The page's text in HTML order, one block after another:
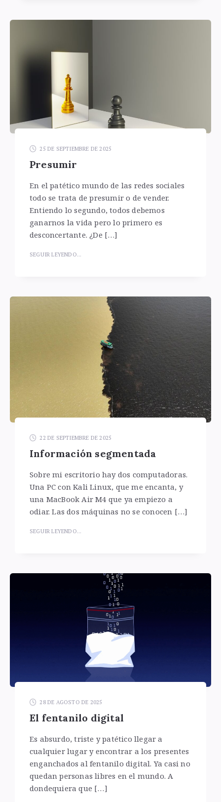
25 DE SEPTIEMBRE DE 2025
Presumir
En el patético mundo de las redes sociales
todo se trata de presumir o de vender.
Entiendo lo segundo, todos debemos
ganarnos la vida pero lo primero es
desconcertante. ¿De […]
SEGUIR LEYENDO...
22 DE SEPTIEMBRE DE 2025
Información segmentada
Sobre mi escritorio hay dos computadoras.
Una PC con Kali Linux, que me encanta, y
una MacBook Air M4 que ya empiezo a
odiar. Las dos máquinas no se conocen […]
SEGUIR LEYENDO...
28 DE AGOSTO DE 2025
El fentanilo digital
Es absurdo, triste y patético llegar a
cualquier lugar y encontrar a los presentes
enganchados al fentanilo digital. Ya casi no
quedan personas libres en el mundo. A
dondequiera que […]